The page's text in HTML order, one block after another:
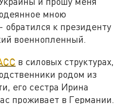
мною
обратился к президенту
военнопленный.
в силовых структурах,
родом из
его сестра Ирина
проживает в Германии.